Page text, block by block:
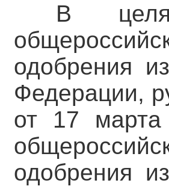
В
одобрения
Федерации,
от 17
одобрения